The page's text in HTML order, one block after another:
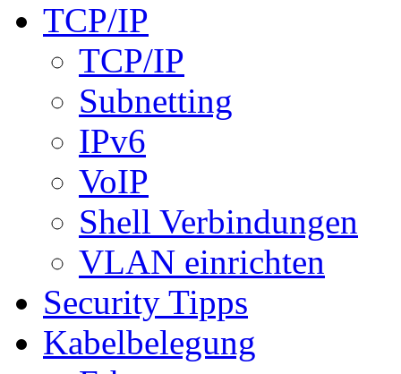
TCP/IP
TCP/IP
Subnetting
IPv6
VoIP
Shell Verbindungen
VLAN einrichten
Security Tipps
Kabelbelegung